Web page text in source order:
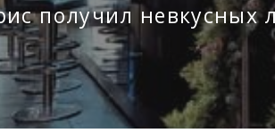
получил невкусных